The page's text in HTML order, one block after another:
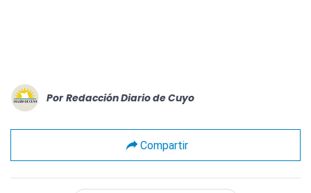
Por Redacción Diario de Cuyo
Compartir